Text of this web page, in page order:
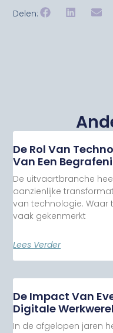
Delen:
De Rol Van
Van Een
De uitvaartbranche
aanzienlijke
van technologie. Waar
vaak gekenmerkt
Lees Verder
De Impact Van
Digitale
In de afgelopen jaren